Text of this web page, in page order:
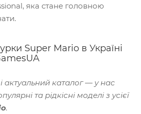
яка стане головною
Super Mario в Україні
актуальний каталог — у нас
та рідкісні моделі з усієї
.